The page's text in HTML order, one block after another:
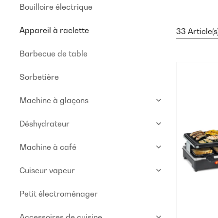
Bouilloire électrique
Appareil à raclette
Barbecue de table
Sorbetière
Machine à glaçons
Déshydrateur
Machine à café
Cuiseur vapeur
Petit électroménager
33